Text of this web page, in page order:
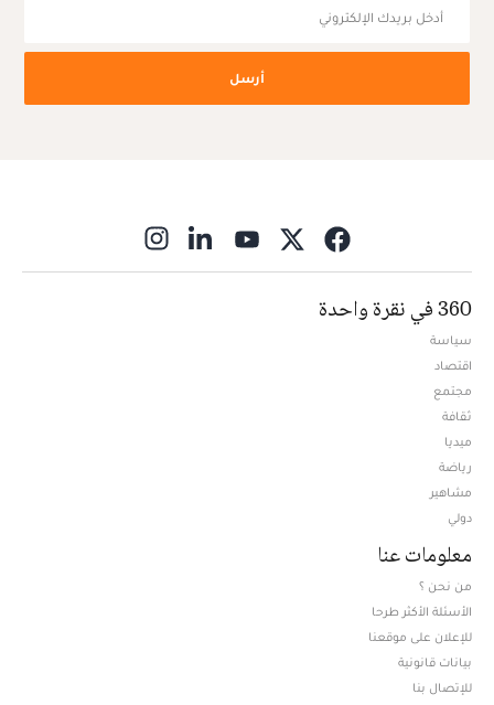
أرسل
360 في نقرة واحدة
سياسة
اقتصاد
مجتمع
ثقافة
ميديا
رياضة
مشاهير
دولي
معلومات عنا
من نحن ؟
الأسئلة الأكثر طرحا
للإعلان على موقعنا
بيانات قانونية
للإتصال بنا